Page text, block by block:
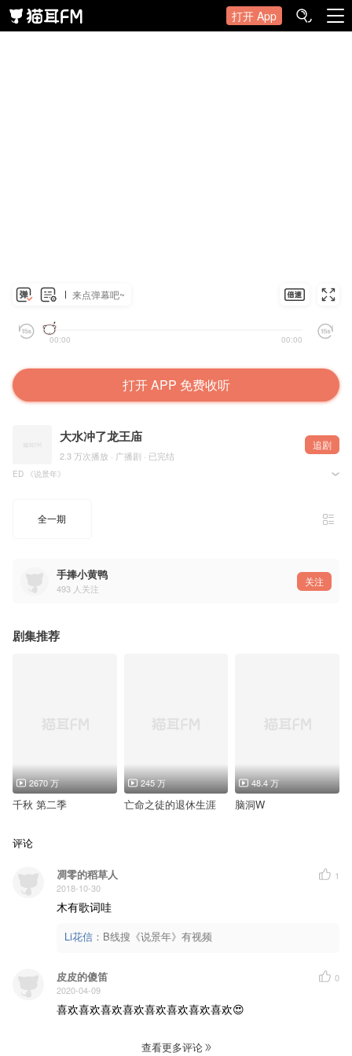
打开 App
来点弹幕吧~
00:00 00:00
打开 APP 免费收听
大水冲了龙王庙
2.3 万次播放 · 广播剧 · 已完结
追剧
ED 《说景年》
作曲：少司命
题字：凌染墨
画师：piller 生生 咸水
全一期
手捧小黄鸭
493 人关注
关注
剧集推荐
2670 万
千秋 第二季
245 万
亡命之徒的退休生涯
48.4 万
脑洞W
评论
凋零的稻草人
2018-10-30
1
木有歌词哇
Li花信 ： B线搜《说景年》有视频
皮皮的傻笛
2020-04-09
0
喜欢喜欢喜欢喜欢喜欢喜欢喜欢喜欢😍
查看更多评论